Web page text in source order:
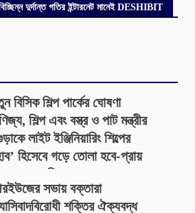
দুর্দান্ত গতির ইন্টারনেট মানেই DESHIBIT
বিসিক শিল্প পার্কের ঘোষণা
শিল্প এবং বস্ত্র ও পাট মন্ত্রীর
লাইট ইঞ্জিনিয়ারিং শিল্পের
হিসেবে গড়ে তোলা হবে-প্রায়
একর জমিতে
9, 2026সভায় বক্তারা
শক্তির ঐক্যবদ্ধ